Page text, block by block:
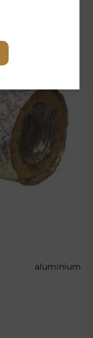
alumínium